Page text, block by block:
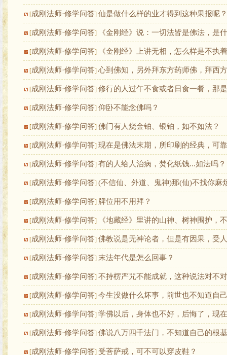
[成刚法师·修学问答] 仙是做什么样的业才得到这种果报呢？
[成刚法师·修学问答] 《金刚经》说：一切法皆是佛法，是
[成刚法师·修学问答] 《金刚经》上讲无相，怎么样是不执
[成刚法师·修学问答] 心到佛知，另外拜东方药师佛，拜西
[成刚法师·修学问答] 修行的人过午不食或者日食一餐，那
[成刚法师·修学问答] 仰卧不能念佛吗？
[成刚法师·修学问答] 佛门有人烧金铂、银铂，如不如法？
[成刚法师·修学问答] 现在是佛法末期，所印刷的经典，可
[成刚法师·修学问答] 有的人给人治病，焚化纸钱...如法吗？
[成刚法师·修学问答] (不信仙、外道、鬼神)那(仙)不找你麻
[成刚法师·修学问答] 牌位用不用拜？
[成刚法师·修学问答] 《地藏经》里讲的山神、树神围护，
[成刚法师·修学问答] 佛教说是无神论者，但是有因果，受
[成刚法师·修学问答] 末法年代是怎么回事？
[成刚法师·修学问答] 不持楞严咒不能成就，这种说法对不
[成刚法师·修学问答] 今生没做什么坏事，前世也不知道自
[成刚法师·修学问答] 学佛以后，身体也不好，后悔了，现
[成刚法师·修学问答] 佛说八万四千法门，不知道自己的根
[成刚法师·修学问答] 受菩萨戒，可不可以穿皮鞋？